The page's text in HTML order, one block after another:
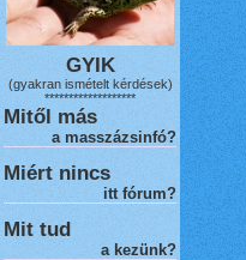
GYIK
(gyakran ismételt kérdések)
*******************
Mitől más
a masszázsinfó?
Miért nincs
itt fórum?
Mit tud
a kezünk?